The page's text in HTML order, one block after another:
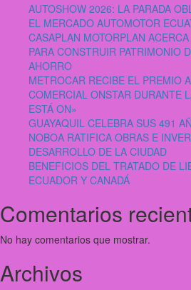
AUTOSHOW 2026: LA PARADA
EL MERCADO AUTOMOTOR
CASAPLAN MOTORPLAN
PARA CONSTRUIR PATRIMONIO
AHORRO
METROCAR RECIBE EL PREMIO
COMERCIAL ONSTAR DURANTE
ESTÁ ON»
GUAYAQUIL CELEBRA SUS 491
NOBOA RATIFICA OBRAS E
DESARROLLO DE LA CIUDAD
BENEFICIOS DEL TRATADO DE
ECUADOR Y CANADÁ
Comentarios
No hay comentarios que mostrar.
Archivos